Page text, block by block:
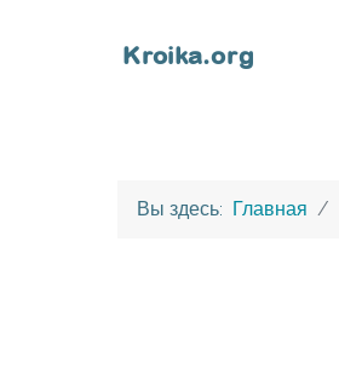
Вы здесь: Главная